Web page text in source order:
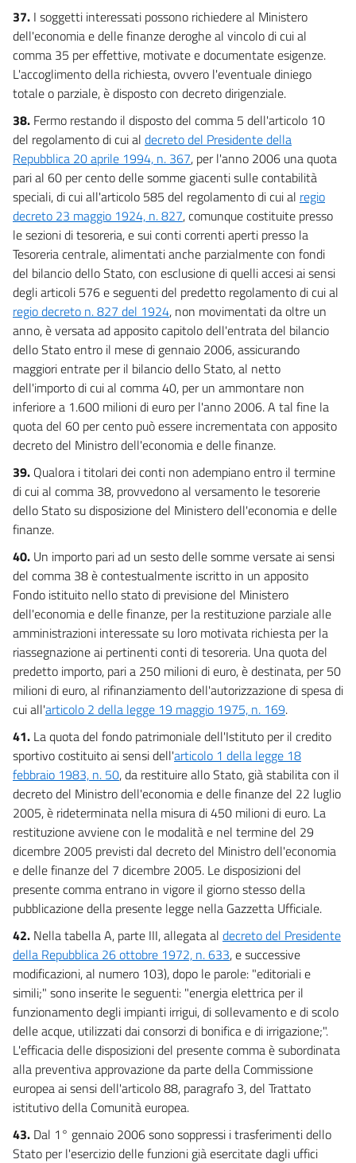
37. I soggetti interessati possono richiedere al Ministero
dell'economia e delle finanze deroghe al vincolo di cui al
comma 35 per effettive, motivate e documentate esigenze.
L'accoglimento della richiesta, ovvero l'eventuale diniego
totale o parziale, è disposto con decreto dirigenziale.
38. Fermo restando il disposto del comma 5 dell'articolo 10
del regolamento di cui al decreto del Presidente della
Repubblica 20 aprile 1994, n. 367, per l'anno 2006 una quota
pari al 60 per cento delle somme giacenti sulle contabilità
speciali, di cui all'articolo 585 del regolamento di cui al regio
decreto 23 maggio 1924, n. 827, comunque costituite presso
le sezioni di tesoreria, e sui conti correnti aperti presso la
Tesoreria centrale, alimentati anche parzialmente con fondi
del bilancio dello Stato, con esclusione di quelli accesi ai sensi
degli articoli 576 e seguenti del predetto regolamento di cui al
regio decreto n. 827 del 1924, non movimentati da oltre un
anno, è versata ad apposito capitolo dell'entrata del bilancio
dello Stato entro il mese di gennaio 2006, assicurando
maggiori entrate per il bilancio dello Stato, al netto
dell'importo di cui al comma 40, per un ammontare non
inferiore a 1.600 milioni di euro per l'anno 2006. A tal fine la
quota del 60 per cento può essere incrementata con apposito
decreto del Ministro dell'economia e delle finanze.
39. Qualora i titolari dei conti non adempiano entro il termine
di cui al comma 38, provvedono al versamento le tesorerie
dello Stato su disposizione del Ministero dell'economia e delle
finanze.
40. Un importo pari ad un sesto delle somme versate ai sensi
del comma 38 è contestualmente iscritto in un apposito
Fondo istituito nello stato di previsione del Ministero
dell'economia e delle finanze, per la restituzione parziale alle
amministrazioni interessate su loro motivata richiesta per la
riassegnazione ai pertinenti conti di tesoreria. Una quota del
predetto importo, pari a 250 milioni di euro, è destinata, per 50
milioni di euro, al rifinanziamento dell'autorizzazione di spesa di
cui all'articolo 2 della legge 19 maggio 1975, n. 169.
41. La quota del fondo patrimoniale dell'Istituto per il credito
sportivo costituito ai sensi dell'articolo 1 della legge 18
febbraio 1983, n. 50, da restituire allo Stato, già stabilita con il
decreto del Ministro dell'economia e delle finanze del 22 luglio
2005, è rideterminata nella misura di 450 milioni di euro. La
restituzione avviene con le modalità e nel termine del 29
dicembre 2005 previsti dal decreto del Ministro dell'economia
e delle finanze del 7 dicembre 2005. Le disposizioni del
presente comma entrano in vigore il giorno stesso della
pubblicazione della presente legge nella Gazzetta Ufficiale.
42. Nella tabella A, parte III, allegata al decreto del Presidente
della Repubblica 26 ottobre 1972, n. 633, e successive
modificazioni, al numero 103), dopo le parole: "editoriali e
simili;" sono inserite le seguenti: "energia elettrica per il
funzionamento degli impianti irrigui, di sollevamento e di scolo
delle acque, utilizzati dai consorzi di bonifica e di irrigazione;".
L'efficacia delle disposizioni del presente comma è subordinata
alla preventiva approvazione da parte della Commissione
europea ai sensi dell'articolo 88, paragrafo 3, del Trattato
istitutivo della Comunità europea.
43. Dal 1° gennaio 2006 sono soppressi i trasferimenti dello
Stato per l'esercizio delle funzioni già esercitate dagli uffici